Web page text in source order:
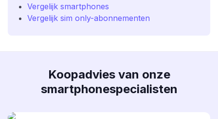
Vergelijk smartphones
Vergelijk sim only-abonnementen
Koopadvies van onze
smartphonespecialisten